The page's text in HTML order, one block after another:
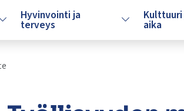
alasvetovalikkoa
Hyvinvointi ja
terveys VaihdaKulttuuri
aika